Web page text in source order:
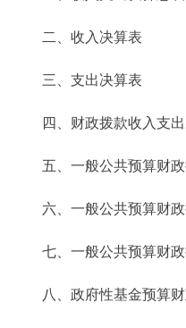
二、收入决算表
三、支出决算表
四、财政拨款收入支出
五、一般公共预算财政
六、一般公共预算财政
七、一般公共预算财政
八、政府性基金预算财